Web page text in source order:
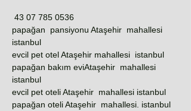
0536 785 07 43
papağan pansiyonu Ataşehir mahallesi
istanbul
evcil pet otel Ataşehir mahallesi istanbul
papağan bakım eviAtaşehir mahallesi
istanbul
evcil pet oteli Ataşehir mahallesi istanbul
papağan oteli Ataşehir mahallesi. istanbul